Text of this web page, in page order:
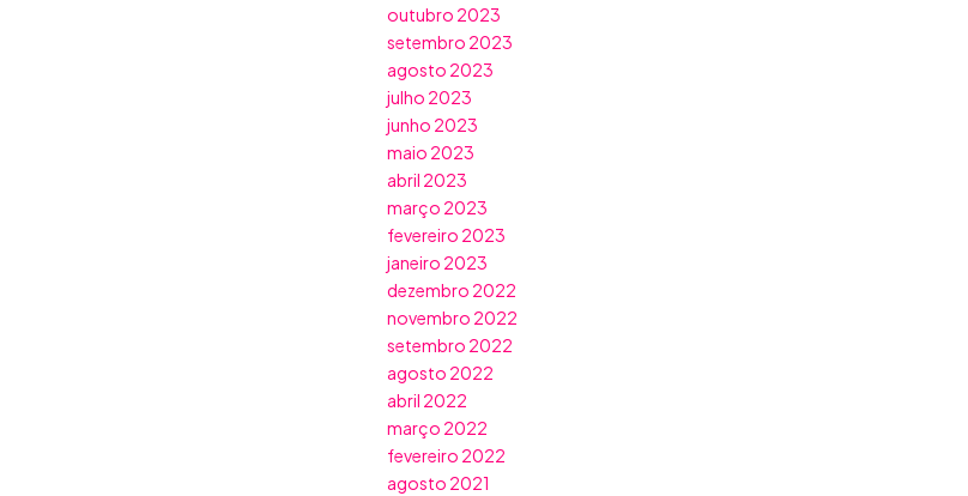
outubro 2023
setembro 2023
agosto 2023
julho 2023
junho 2023
maio 2023
abril 2023
março 2023
fevereiro 2023
janeiro 2023
dezembro 2022
novembro 2022
setembro 2022
agosto 2022
abril 2022
março 2022
fevereiro 2022
agosto 2021